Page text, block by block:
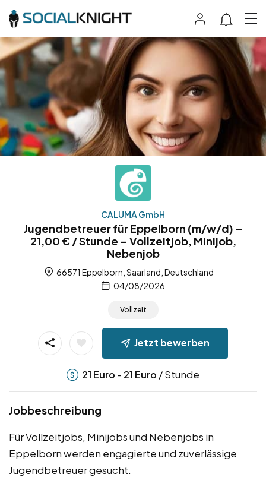
CALUMA GmbH
Jugendbetreuer für Eppelborn (m/w/d) –
21,00 € / Stunde – Vollzeitjob, Minijob,
Nebenjob
66571 Eppelborn, Saarland, Deutschland
04/08/2026
Vollzeit
Jetzt bewerben
21 Euro - 21 Euro / Stunde
Jobbeschreibung
Für Vollzeitjobs, Minijobs und Nebenjobs in
Eppelborn werden engagierte und zuverlässige
Jugendbetreuer gesucht.